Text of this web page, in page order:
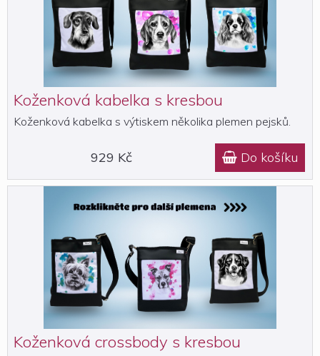
Koženková kabelka s kresbou
Koženková kabelka s výtiskem několika plemen pejsků.
929 Kč  Do košíku
Koženková crossbody s kresbou